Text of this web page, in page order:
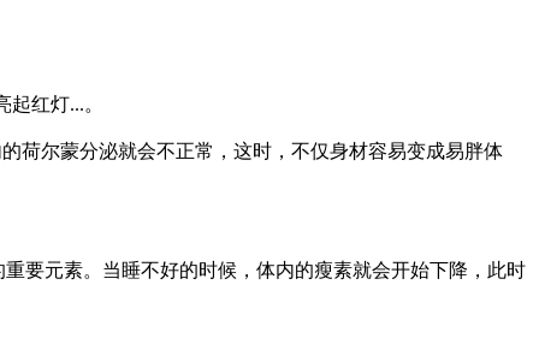
红灯...。
荷尔蒙分泌就会不正常，这时，不仅身材容易变成易胖体
要元素。当睡不好的时候，体内的瘦素就会开始下降，此时